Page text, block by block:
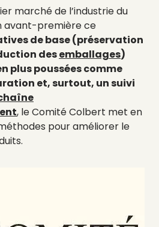
marché de l’industrie du
avant-première ce
de base (préservation
desemballages)
plus poussées comme
et, surtout, un suivi
, le Comité Colbert met en
pour améliorer le